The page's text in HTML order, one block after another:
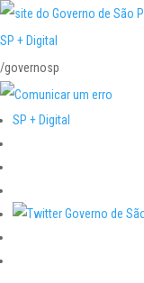
SP + Digital
/governosp
SP + Digital